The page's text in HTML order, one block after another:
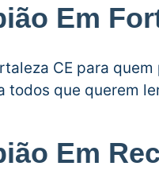
Em
CE para
todos que querem
Em